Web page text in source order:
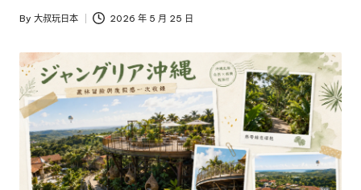
Posted
By 大叔玩日本 2026 年 5 月 25 日